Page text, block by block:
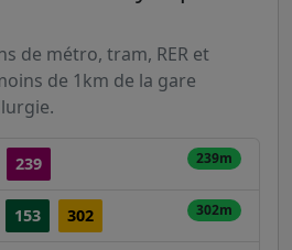
de métro, tram, RER et
de 1km de la gare
239 239m
153 302 302m